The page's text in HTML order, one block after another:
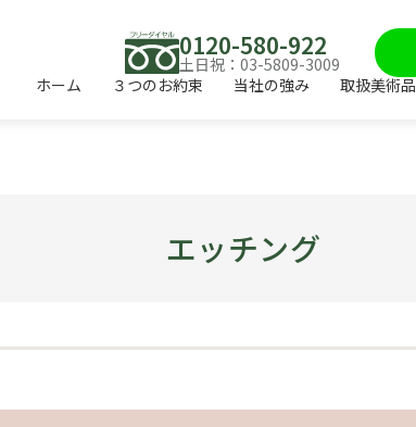
0120-580-922
土日祝：03-5809-3009
ホーム
３つのお約束 当社の強み 取扱美術品
エッチング